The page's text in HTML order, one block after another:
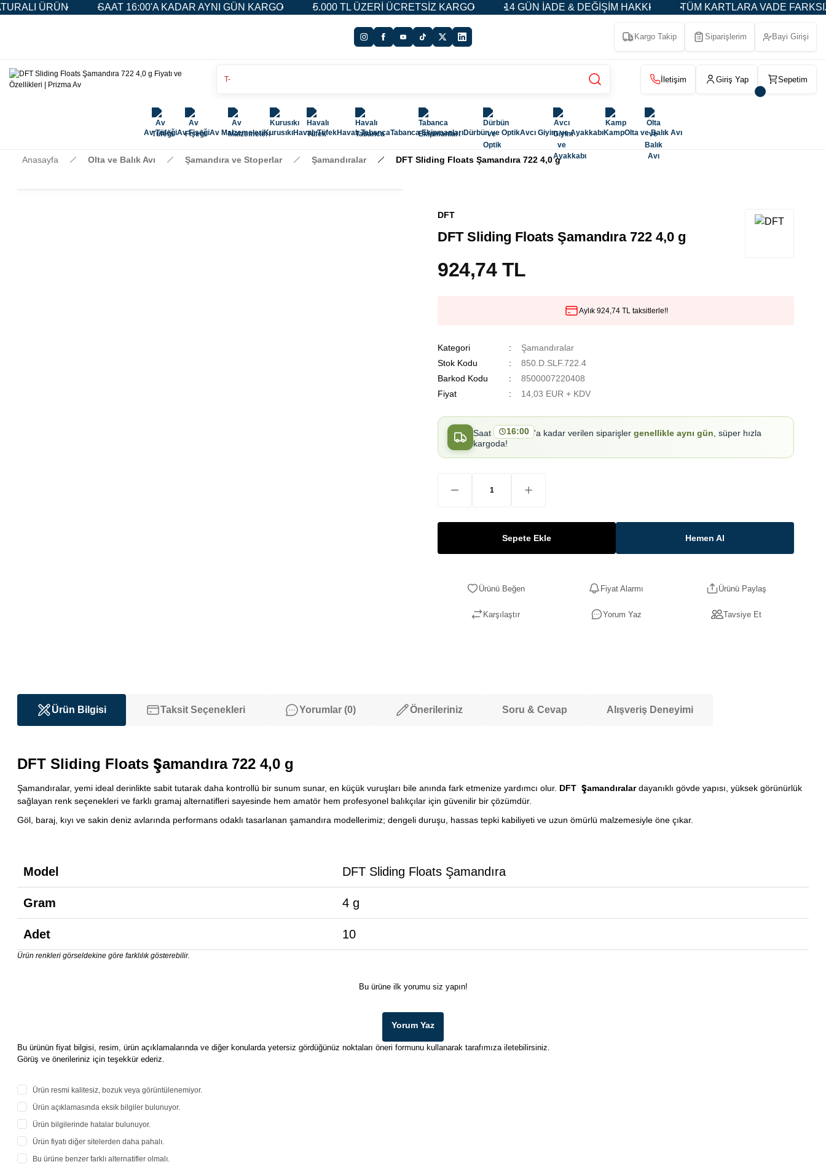
SAAT 16:00'A KADAR AYNI GÜN KARGO 5.000 TL ÜZERİ ÜCRETSİZ KARGO 14 GÜN İADE & DEĞİŞİM HAKKI TÜM KARTLARA VADE FARKSIZ 3-5-9 TAKSİT
Kargo Takip Siparişlerim Bayi Girişi
İletişim Giriş Yap Sepetim
Av TüfeğiAv FişeğiAv MalzemeleriKurusıkıHavalı TüfekHavalı TabancaTabanca EkipmanlarıDürbün ve OptikAvcı Giyim ve AyakkabıKampOlta ve Balık Avı
Anasayfa Olta ve Balık Avı Şamandıra ve Stoperlar Şamandıralar DFT Sliding Floats Şamandıra 722 4,0 g
DFT
DFT Sliding Floats Şamandıra 722 4,0 g
924,74 TL
Aylık 924,74 TL taksitlerle!!
Kategori
Şamandıralar
Stok Kodu
850.D.SLF.722.4
Barkod Kodu
8500007220408
Fiyat
14,03 EUR + KDV
Saat 16:00 'a kadar verilen siparişler genellikle aynı gün , süper hızla
kargoda!
Sepete Ekle Hemen Al
Fiyat Alarmı Ürünü Paylaş
Karşılaştır Yorum Yaz Tavsiye Et
Ürün Bilgisi Taksit Seçenekleri Yorumlar (0) Önerileriniz Soru & Cevap Alışveriş Deneyimi
DFT Sliding Floats Şamandıra 722 4,0 g
Şamandıralar, yemi ideal derinlikte sabit tutarak daha kontrollü bir sunum sunar, en küçük vuruşları bile anında fark etmenize yardımcı olur. DFT Şamandıralardayanıklı gövde yapısı, yüksek görünürlük
sağlayan renk seçenekleri ve farklı gramaj alternatifleri sayesinde hem amatör hem profesyonel balıkçılar için güvenilir bir çözümdür.
Göl, baraj, kıyı ve sakin deniz avlarında performans odaklı tasarlanan şamandıra modellerimiz; dengeli duruşu, hassas tepki kabiliyeti ve uzun ömürlü malzemesiyle öne çıkar.
Model DFT Sliding Floats Şamandıra
Gram 4 g
Adet 10
Ürün renkleri görseldekine göre farklılık gösterebilir.
Bu ürüne ilk yorumu siz yapın!
Yorum Yaz
Bu ürünün fiyat bilgisi, resim, ürün açıklamalarında ve diğer konularda yetersiz gördüğünüz noktaları öneri formunu kullanarak tarafımıza iletebilirsiniz.
Görüş ve önerileriniz için teşekkür ederiz.
Ürün resmi kalitesiz, bozuk veya görüntülenemiyor.
Ürün açıklamasında eksik bilgiler bulunuyor.
Ürün bilgilerinde hatalar bulunuyor.
Ürün fiyatı diğer sitelerden daha pahalı.
Bu ürüne benzer farklı alternatifler olmalı.